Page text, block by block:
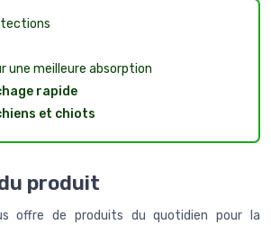
une meilleure absorption
rapide
et chiots
produit
offre de produits du quotidien pour la